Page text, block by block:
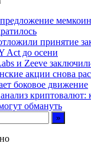
принятие
Act до осени
и Zeeve
акции снова
боковое движение
криптовалют:
обмануть